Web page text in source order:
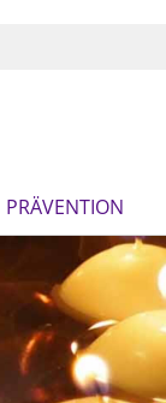
PRÄVENTION